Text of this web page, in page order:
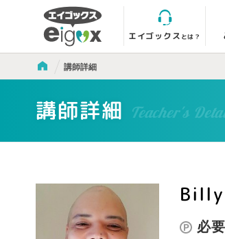
エイゴックス とは？
講師詳細
講師詳細 Teacher's
Billy
必